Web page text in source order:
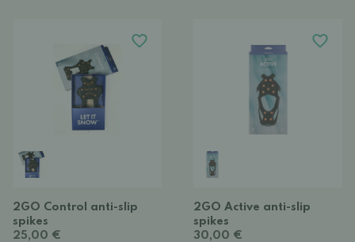
2GO Control anti-slip
spikes
25,00 €
2GO Active anti-slip
spikes
30,00 €